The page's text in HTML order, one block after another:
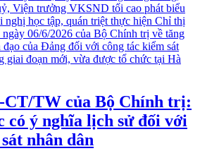
CT/TW của Bộ Chính trị:
có ý nghĩa lịch sử đối với
nhân dân